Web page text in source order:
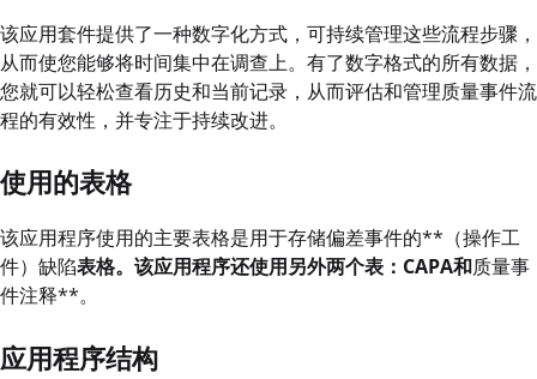
该应用套件提供了一种数字化方式，可持续管理这些流程步骤，
从而使您能够将时间集中在调查上。有了数字格式的所有数据，
您就可以轻松查看历史和当前记录，从而评估和管理质量事件流
程的有效性，并专注于持续改进。
使用的表格
该应用程序使用的主要表格是用于存储偏差事件的**（操作工
件）缺陷表格。该应用程序还使用另外两个表： CAPA和质量事
件注释**。
应用程序结构